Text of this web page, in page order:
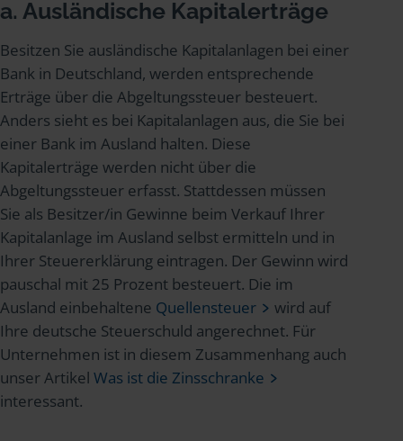
a. Ausländische Kapitalerträge
Besitzen Sie ausländische Kapitalanlagen bei einer
Bank in Deutschland, werden entsprechende
Erträge über die Abgeltungssteuer besteuert.
Anders sieht es bei Kapitalanlagen aus, die Sie bei
einer Bank im Ausland halten. Diese
Kapitalerträge werden nicht über die
Abgeltungssteuer erfasst. Stattdessen müssen
Sie als Besitzer/in Gewinne beim Verkauf Ihrer
Kapitalanlage im Ausland selbst ermitteln und in
Ihrer Steuererklärung eintragen. Der Gewinn wird
pauschal mit 25 Prozent besteuert. Die im
Ausland einbehaltene Quellensteuer
wird auf
Ihre deutsche Steuerschuld angerechnet. Für
Unternehmen ist in diesem Zusammenhang auch
unser Artikel Was ist die Zinsschranke
interessant.